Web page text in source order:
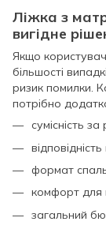
Ліжка з
вигідне
Якщо
більшості
ризик помилки.
потрібно
сумісність
формат
комфорт для
загальний